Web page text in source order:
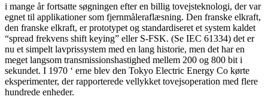
i mange år fortsatte søgningen efter en billig tovejsteknologi, der var
egnet til applikationer som fjernmåleraflæsning. Den franske elkraft,
den franske elkraft, er prototypet og standardiseret et system kaldet
“spread frekvens shift keying” eller S-FSK. (Se IEC 61334) det er
nu et simpelt lavprissystem med en lang historie, men det har en
meget langsom transmissionshastighed mellem 200 og 800 bit i
sekundet. I 1970 ‘ erne blev den Tokyo Electric Energy Co kørte
eksperimenter, der rapporterede vellykket tovejsoperation med flere
hundrede enheder.